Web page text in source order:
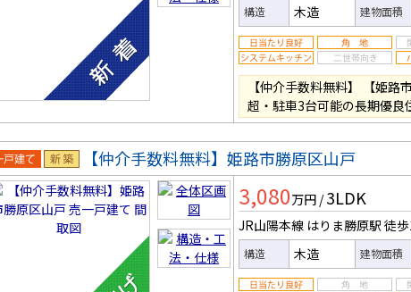
構造 木造 建物面積
【仲介手数料無料】 【姫
超・駐車3台可能の長期優
戸建 新築
【仲介手数料無料】姫路市勝原区山戸
3,080万円 / 3LDK
JR山陽本線 はりま勝原駅 徒
構造 木造 建物面積